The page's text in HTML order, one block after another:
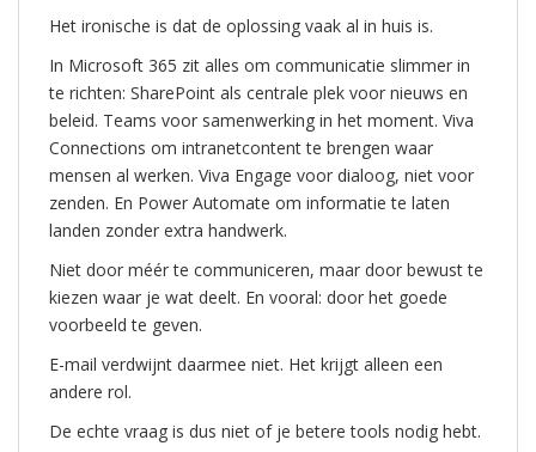
Het ironische is dat de oplossing vaak al in huis is.
In Microsoft 365 zit alles om communicatie slimmer in
te richten: SharePoint als centrale plek voor nieuws en
beleid. Teams voor samenwerking in het moment. Viva
Connections om intranetcontent te brengen waar
mensen al werken. Viva Engage voor dialoog, niet voor
zenden. En Power Automate om informatie te laten
landen zonder extra handwerk.
Niet door méér te communiceren, maar door bewust te
kiezen waar je wat deelt. En vooral: door het goede
voorbeeld te geven.
E-mail verdwijnt daarmee niet. Het krijgt alleen een
andere rol.
De echte vraag is dus niet of je betere tools nodig hebt.